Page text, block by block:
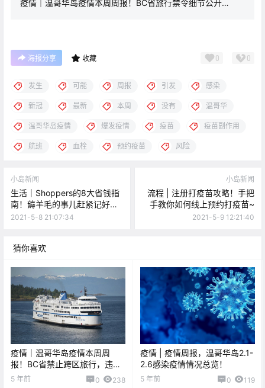
疫情｜温哥华岛疫情本周周报！BC省旅行禁令细节公开…
海报分享 收藏 0 0
发生 可能 周报 引发 感染
新冠 最新 本周 没有 温哥华
温哥华岛疫情 爆发疫情 疫苗 疫苗副作用
航班 血栓 预约疫苗 风险
小岛新闻
生活｜Shoppers的8大省钱指
南！薅羊毛的事儿赶紧记好哦
~
2021-5-8 21:07:34
小岛新闻
流程 | 注册打疫苗攻略！手把
手教你如何线上预约打疫苗~
2021-5-9 12:21:40
猜你喜欢
疫情｜温哥华岛疫情本周周
报！BC省禁止跨区旅行，违者
罚款$575！！！
5 年前 0 238
疫情 | 疫情周报，温哥华岛2.1-
2.6感染疫情情况总览！
5 年前 0 119